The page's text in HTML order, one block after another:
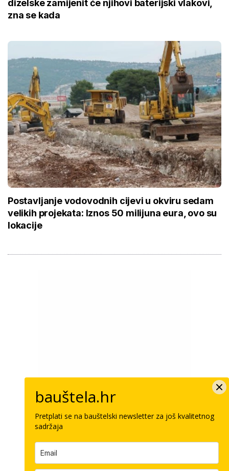
dizelske zamijenit će njihovi baterijski vlakovi,
zna se kada
Postavljanje vodovodnih cijevi u okviru sedam
velikih projekata: Iznos 50 milijuna eura, ovo su
lokacije
bauštela.hr
Pretplati se na bauštelski newsletter za još kvalitetnog
sadržaja